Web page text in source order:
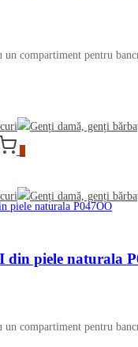
compartiment pentru
din piele naturala
compartiment pentru